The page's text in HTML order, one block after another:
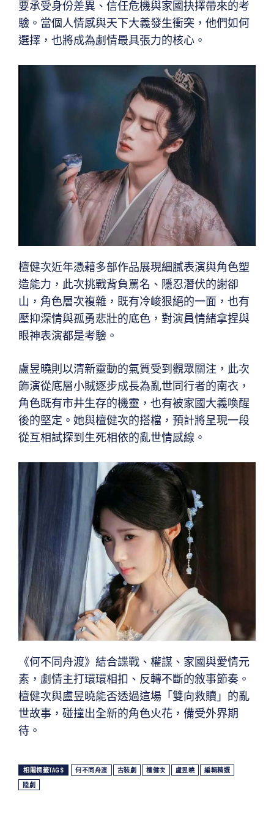
要承受身份差異、信任危機與家國抉擇帶來的考
驗。當個人情感與天下大義發生衝突，他們如何
選擇，也將成為劇情最具張力的核心。
檀健次近年憑藉多部作品展現細膩表演與角色塑
造能力，此次挑戰背負罵名、隱忍潛伏的謝卻
山，角色層次複雜，既有冷峻狠絕的一面，也有
壓抑深情與孤勇悲壯的底色，對演員情緒拿捏與
眼神表演都是考驗。
盧昱曉則以清新靈動的氣質受到觀眾關注，此次
飾演從底層小賊逐步成長為亂世同行者的南衣，
角色既有市井生存的機靈，也有被家國大義喚醒
後的堅定。她與檀健次的搭檔，預計將呈現一段
從互相試探到生死相依的亂世情感線。
《何不同舟渡》結合諜戰、權謀、家國與愛情元
素，劇情主打環環相扣、反轉不斷的敘事節奏。
檀健次與盧昱曉能否透過這場「雙向救贖」的亂
世故事，碰撞出全新的角色火花，備受外界期
待。
相關標籤TAGS 何不同舟渡 古裝劇 檀健次 盧昱曉 編輯精選
陸劇